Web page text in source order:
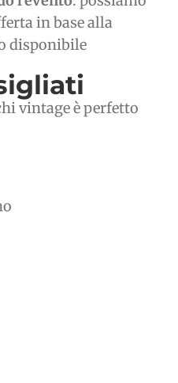
in base alla
disponibile
vintage è perfetto